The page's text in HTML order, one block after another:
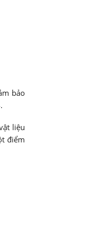
bảo
liệu
điểm